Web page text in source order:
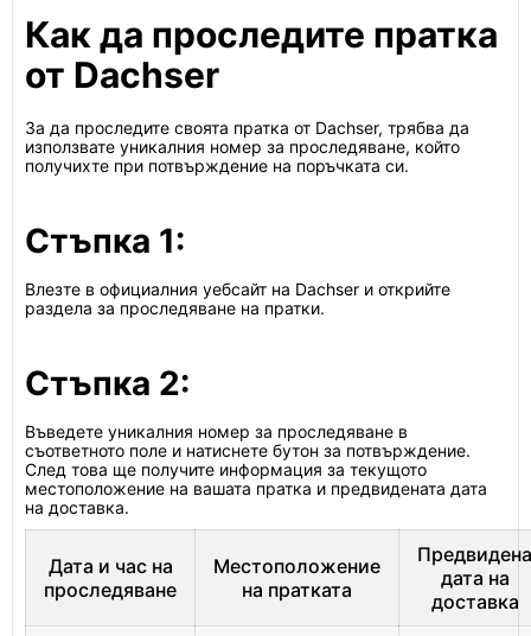
Как да проследите пратка
от Dachser
За да проследите своята пратка от Dachser, трябва да
използвате уникалния номер за проследяване, който
получихте при потвърждение на поръчката си.
Стъпка 1:
Влезте в официалния уебсайт на Dachser и открийте
раздела за проследяване на пратки.
Стъпка 2:
Въведете уникалния номер за проследяване в
съответното поле и натиснете бутон за потвърждение.
След това ще получите информация за текущото
местоположение на вашата пратка и предвидената дата
на доставка.
Дата и час на
проследяване
Местоположение
на пратката
Предвидена
дата на
доставка